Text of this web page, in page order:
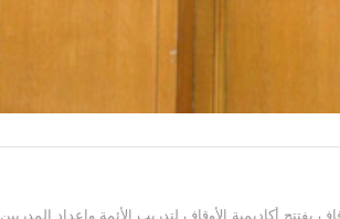
يفتتح أكاديمية الأوقاف لتدريب الأئمة وإعداد المدربين